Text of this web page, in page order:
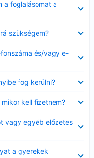
a foglalásomat a
szükségem?
és/vagy e-
fog kerülni?
kell fizetnem?
vagy egyéb előzetes
a gyerekek